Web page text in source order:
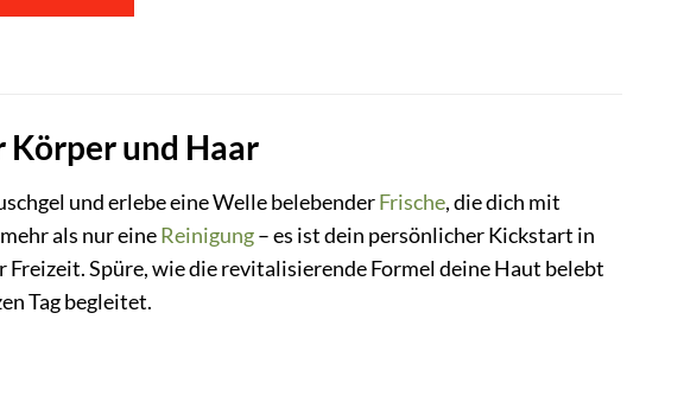
Körper und Haar
und erlebe eine Welle belebenderFrische, die dich mit
als nur eineReinigung– es ist dein persönlicher Kickstart in
Freizeit. Spüre, wie die revitalisierende Formel deine Haut belebt
Tag begleitet.